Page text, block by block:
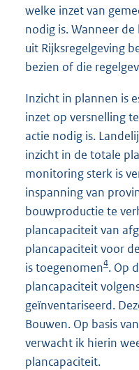
welke inzet van
nodig is. Wanneer
uit Rijksregelgeving
bezien of die
Inzicht in plannen is
inzet op versnelling
actie nodig is.
inzicht in de totale
monitoring sterk is
inspanning van
bouwproductie te
plancapaciteit van
plancapaciteit voor
is toegenomen4. Op
plancapaciteit
geïnventariseerd.
Bouwen. Op basis
verwacht ik hierin
plancapaciteit.